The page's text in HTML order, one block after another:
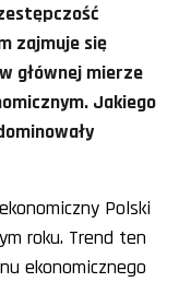
zajmuje się
głównej mierze
Jakiego
Polski
roku. Trend ten
ekonomicznego